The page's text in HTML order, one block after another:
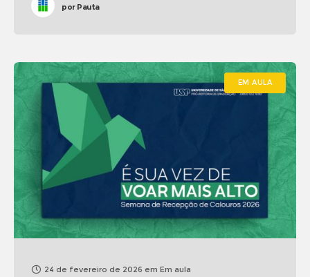
porPauta
EM AULA
24 de fevereiro de 2026 em Em aula